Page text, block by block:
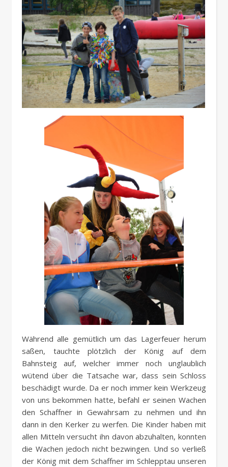
Während alle gemütlich um das Lagerfeuer herum
saßen, tauchte plötzlich der König auf dem
Bahnsteig auf, welcher immer noch unglaublich
wütend über die Tatsache war, dass sein Schloss
beschädigt wurde. Da er noch immer kein Werkzeug
von uns bekommen hatte, befahl er seinen Wachen
den Schaffner in Gewahrsam zu nehmen und ihn
dann in den Kerker zu werfen. Die Kinder haben mit
allen Mitteln versucht ihn davon abzuhalten, konnten
die Wachen jedoch nicht bezwingen. Und so verließ
der König mit dem Schaffner im Schlepptau unseren